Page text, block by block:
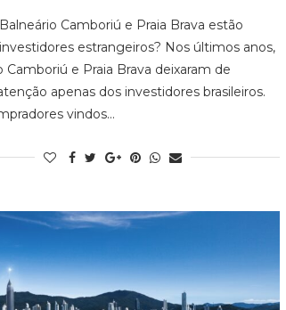
Camboriú e Praia Brava estão
estrangeiros? Nos últimos anos,
Camboriú e Praia Brava deixaram de
apenas dos investidores brasileiros.
vindos…